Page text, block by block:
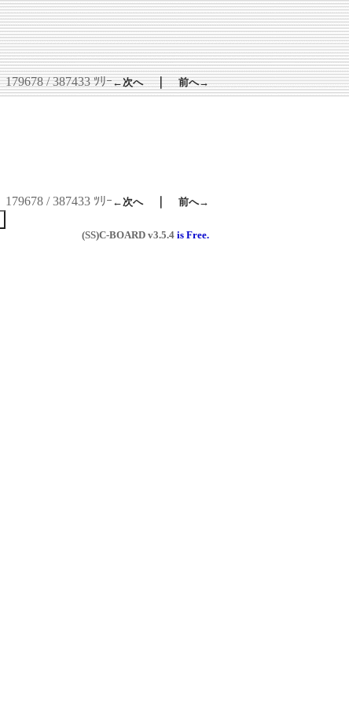
179678 / 387433 ﾂﾘｰ←次へ｜前へ→
179678 / 387433 ﾂﾘｰ ←次へ｜ 前へ→
(SS)C-BOARD v3.5.4 is Free.